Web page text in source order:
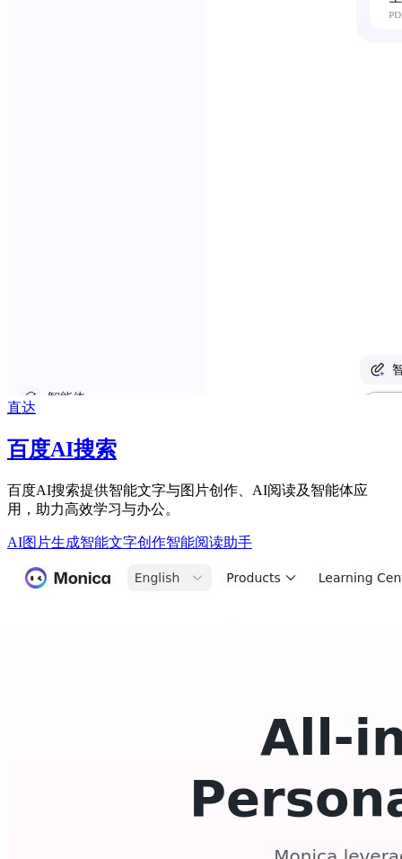
直达
百度AI搜索
百度AI搜索提供智能文字与图片创作、AI阅读及智能体应
用，助力高效学习与办公。
AI图片生成智能文字创作智能阅读助手